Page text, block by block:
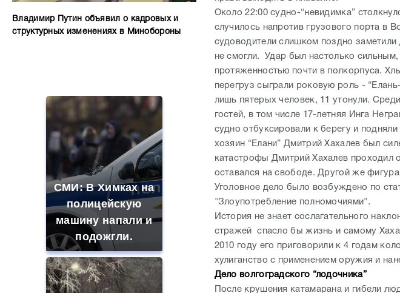
СМИ: В Химках на
полицейскую
машину напали и
подожгли.
Такую зиму в
перегруз сыграли роковую роль -
лишь пятерых человек, 11 утонули.
гостей, в том числе 17-летняя Инга
судно отбуксировали к берегу и
хозяин “Елани” Дмитрий Хахалев был
катастрофы Дмитрий Хахалев проходил
оставался на свободе. Другой же
Уголовное дело было возбуждено по
"Злоупотребление полномочиями".
История не знает сослагательного
стражей спасло бы жизнь и самому
2010 году его приговорили к 4 годам
хулиганство с применением оружия и
Дело волгоградского “лодочника”
После крушения катамарана и гибели
статьи 263 УК РФ “Нарушение правил
повлекшее по неосторожности гибель
Вскоре после трагедии был задержан
“Елань-12”, Леонид Жданов. По мнению
он не проконтролировал выход